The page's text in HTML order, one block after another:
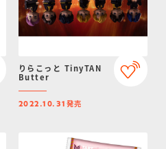
りらこっと TinyTAN
Butter
2022.10.31 発売